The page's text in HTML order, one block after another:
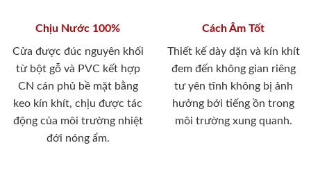
Chịu Nước 100%
Cửa được đúc nguyên khối
từ bột gỗ và PVC kết hợp
CN cán phủ bề mặt bằng
keo kín khít, chịu được tác
động của môi trường nhiệt
đới nóng ẩm.
Cách Âm Tốt
Thiết kế dày dặn và kín khít
đem đến không gian riêng
tư yên tĩnh không bị ảnh
hưởng bới tiếng ồn trong
môi trường xung quanh.